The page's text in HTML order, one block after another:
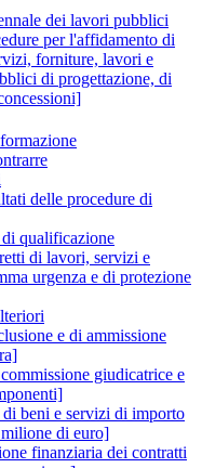
dei lavori pubblici
per l'affidamento di
forniture, lavori e
di progettazione, di
delle procedure di
qualificazione
di lavori, servizi e
urgenza e di protezione
e di ammissione
giudicatrice e
beni e servizi di importo
di euro]
finanziaria dei contratti